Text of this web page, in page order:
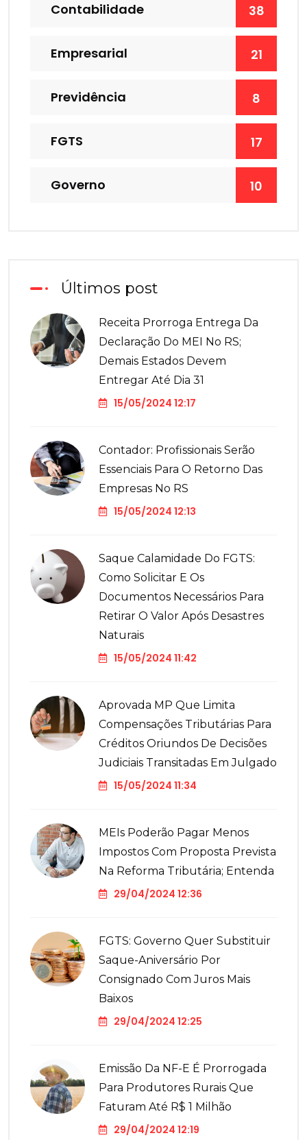
Contabilidade 38
Empresarial 21
Previdência 8
FGTS 17
Governo 10
Últimos post
Receita Prorroga Entrega Da
Declaração Do MEI No RS;
Demais Estados Devem
Entregar Até Dia 31
15/05/2024 12:17
Contador: Profissionais Serão
Essenciais Para O Retorno Das
Empresas No RS
15/05/2024 12:13
Saque Calamidade Do FGTS:
Como Solicitar E Os
Documentos Necessários Para
Retirar O Valor Após Desastres
Naturais
15/05/2024 11:42
Aprovada MP Que Limita
Compensações Tributárias Para
Créditos Oriundos De Decisões
Judiciais Transitadas Em Julgado
15/05/2024 11:34
MEIs Poderão Pagar Menos
Impostos Com Proposta Prevista
Na Reforma Tributária; Entenda
29/04/2024 12:36
FGTS: Governo Quer Substituir
Saque-Aniversário Por
Consignado Com Juros Mais
Baixos
29/04/2024 12:25
Emissão Da NF-E É Prorrogada
Para Produtores Rurais Que
Faturam Até R$ 1 Milhão
29/04/2024 12:19